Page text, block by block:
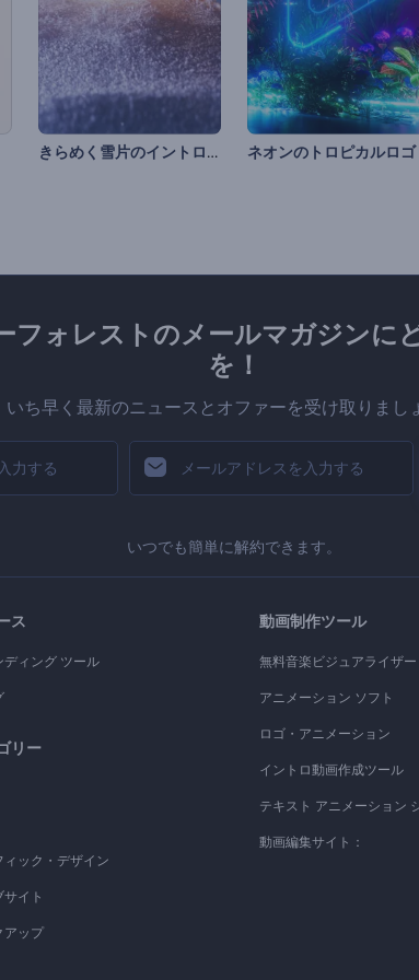
きらめく雪片のイントロ動画 ネオンのトロピカルロゴ
フォレストのメールマガジンに
を！
いち早く最新のニュースとオファーを受け取りまし
いつでも簡単に解約できます。
ス
ディング ツール
リー
ィック・デザイン
サイト
アップ
動画制作ツール
無料音楽ビジュアライザー
アニメーション ソフト
ロゴ・アニメーション
イントロ動画作成ツール
テキスト アニメーション
動画編集サイト：